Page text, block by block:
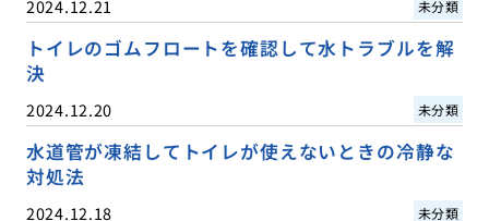
2024.12.21 未分類
トイレのゴムフロートを確認して水トラブルを解
決
2024.12.20 未分類
水道管が凍結してトイレが使えないときの冷静な
対処法
2024.12.18 未分類